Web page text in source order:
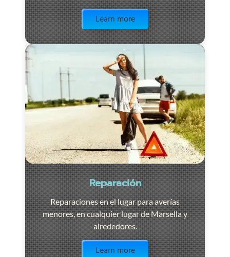
Learn more
Reparación
Reparaciones en el lugar para averías
menores, en cualquier lugar de Marsella y
alrededores.
Learn more